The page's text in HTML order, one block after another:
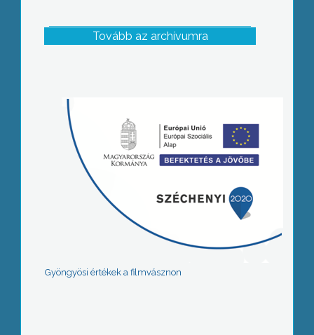
Tovább az archívumra
Gyöngyösi értékek a filmvásznon